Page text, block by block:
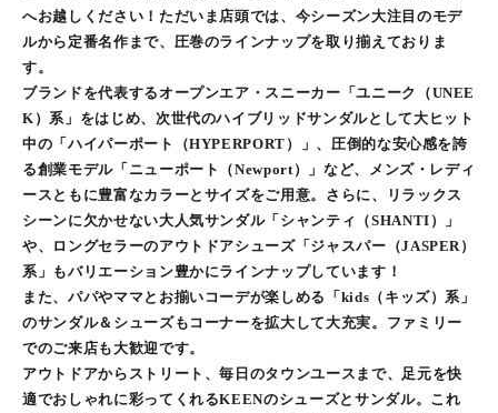
へお越しください！ただいま店頭では、今シーズン大注目のモデ
ルから定番名作まで、圧巻のラインナップを取り揃えておりま
す。
ブランドを代表するオープンエア・スニーカー「ユニーク（UNEE
K）系」をはじめ、次世代のハイブリッドサンダルとして大ヒット
中の「ハイパーポート（HYPERPORT）」、圧倒的な安心感を誇
る創業モデル「ニューポート（Newport）」など、メンズ・レディ
ースともに豊富なカラーとサイズをご用意。さらに、リラックス
シーンに欠かせない大人気サンダル「シャンティ（SHANTI）」
や、ロングセラーのアウトドアシューズ「ジャスパー（JASPER）
系」もバリエーション豊かにラインナップしています！
また、パパやママとお揃いコーデが楽しめる「kids（キッズ）系」
のサンダル＆シューズもコーナーを拡大して大充実。ファミリー
でのご来店も大歓迎です。
アウトドアからストリート、毎日のタウンユースまで、足元を快
適でおしゃれに彩ってくれるKEENのシューズとサンダル。これ